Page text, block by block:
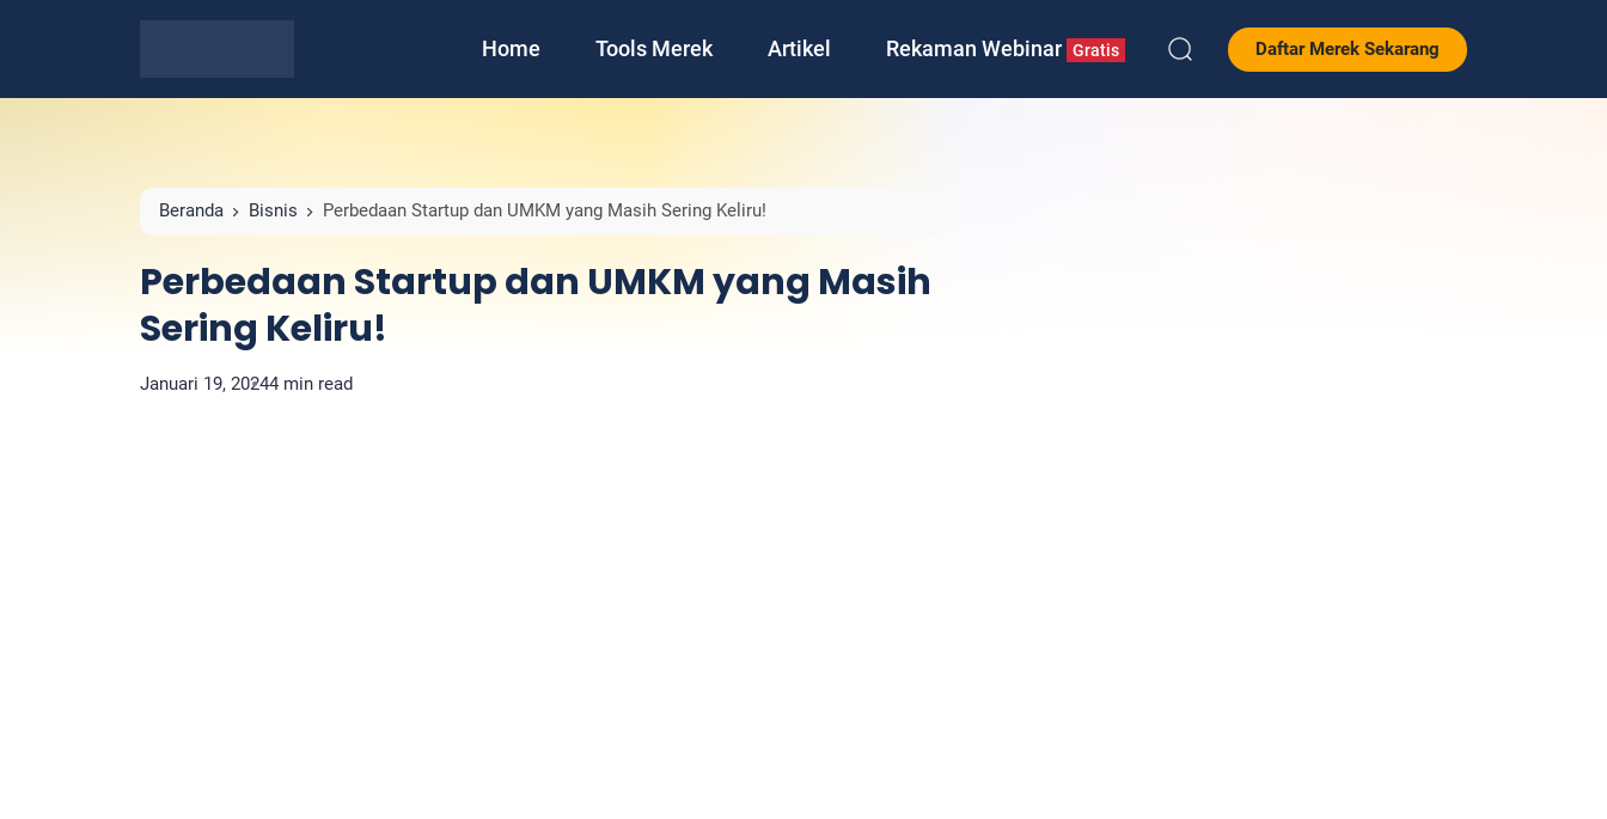
Home Tools Merek Artikel Rekaman Webinar Gratis Daftar Merek Sekarang
Beranda Bisnis Perbedaan Startup dan UMKM yang Masih Sering Keliru!
Perbedaan Startup dan UMKM yang Masih
Sering Keliru!
Januari 19, 20244 min read